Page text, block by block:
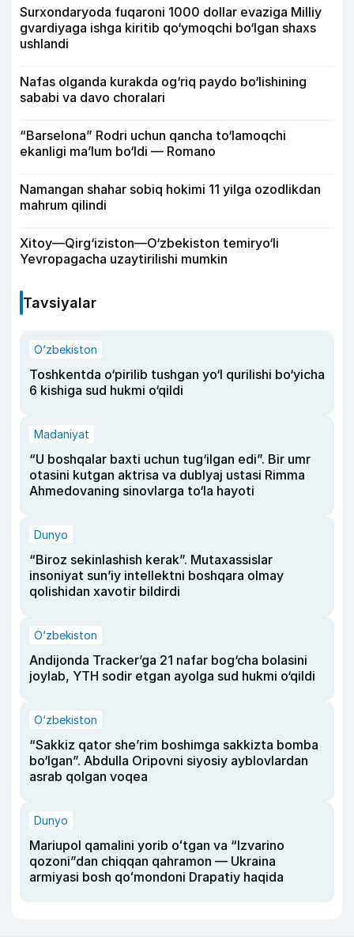
Surxondaryoda fuqaroni 1000 dollar evaziga Milliy
gvardiyaga ishga kiritib qo‘ymoqchi bo‘lgan shaxs
ushlandi
Nafas olganda kurakda og‘riq paydo bo‘lishining
sababi va davo choralari
“Barselona” Rodri uchun qancha to‘lamoqchi
ekanligi ma’lum bo‘ldi — Romano
Namangan shahar sobiq hokimi 11 yilga ozodlikdan
mahrum qilindi
Xitoy—Qirg‘iziston—O‘zbekiston temiryo‘li
Yevropagacha uzaytirilishi mumkin
Tavsiyalar
O‘zbekiston
Toshkentda o‘pirilib tushgan yo‘l qurilishi bo‘yicha
6 kishiga sud hukmi o‘qildi
Madaniyat
“U boshqalar baxti uchun tug‘ilgan edi”. Bir umr
otasini kutgan aktrisa va dublyaj ustasi Rimma
Ahmedovaning sinovlarga to‘la hayoti
Dunyo
“Biroz sekinlashish kerak”. Mutaxassislar
insoniyat sun’iy intellektni boshqara olmay
qolishidan xavotir bildirdi
O‘zbekiston
Andijonda Tracker’ga 21 nafar bog‘cha bolasini
joylab, YTH sodir etgan ayolga sud hukmi o‘qildi
O‘zbekiston
“Sakkiz qator she’rim boshimga sakkizta bomba
bo‘lgan”. Abdulla Oripovni siyosiy ayblovlardan
asrab qolgan voqea
Dunyo
Mariupol qamalini yorib oʻtgan va “Izvarino
qozoni”dan chiqqan qahramon — Ukraina
armiyasi bosh qoʻmondoni Drapatiy haqida